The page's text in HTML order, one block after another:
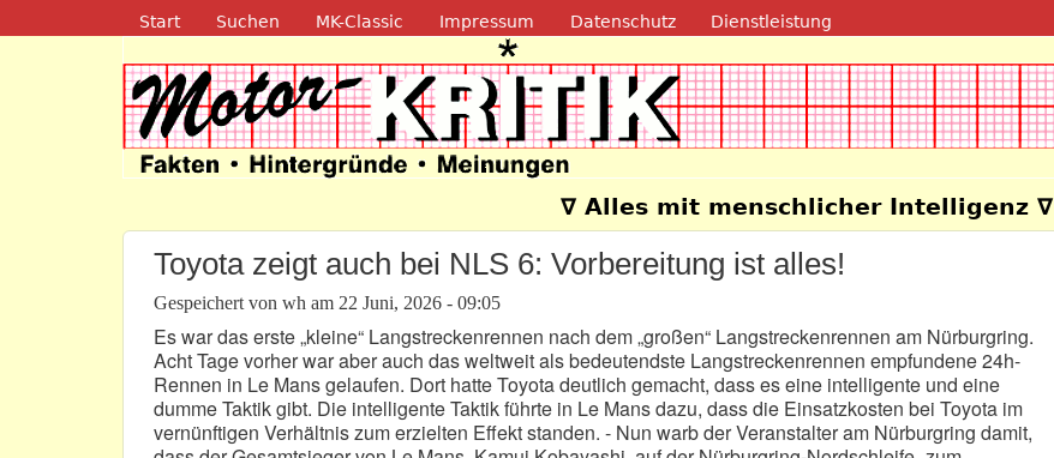
Direkt zum Inhalt
Navigation
Start Suchen MK-Classic Impressum Datenschutz Dienstleistung
Motor-Kritik.de∇ Alles mit menschlicher Intelligenz ∇
Toyota zeigt auch bei NLS 6: Vorbereitung ist alles!
Gespeichert von wh am 22 Juni, 2026 - 09:05
Es war das erste „kleine“ Langstreckenrennen nach dem „großen“ Langstreckenrennen am Nürburgring.
Acht Tage vorher war aber auch das weltweit als bedeutendste Langstreckenrennen empfundene 24h-
Rennen in Le Mans gelaufen. Dort hatte Toyota deutlich gemacht, dass es eine intelligente und eine
dumme Taktik gibt. Die intelligente Taktik führte in Le Mans dazu, dass die Einsatzkosten bei Toyota im
vernünftigen Verhältnis zum erzielten Effekt standen. - Nun warb der Veranstalter am Nürburgring damit,